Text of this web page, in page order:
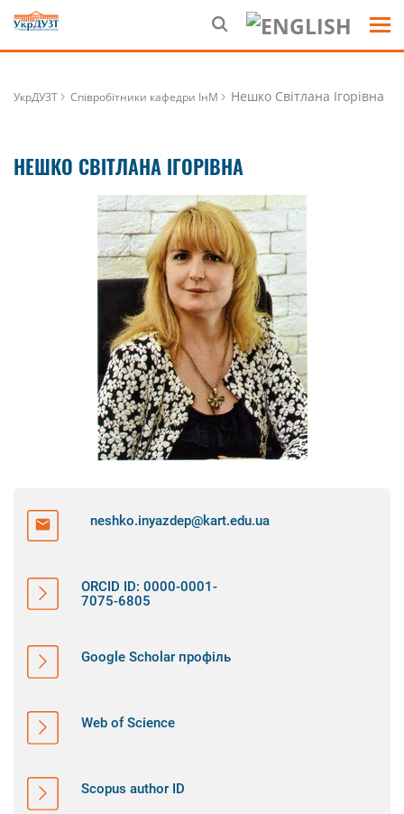
УкрДУЗТ Співробітники кафедри ІнМ Нешко Світлана Ігорівна
НЕШКО СВІТЛАНА ІГОРІВНА
neshko.inyazdep@kart.edu.ua
ORCID ID: 0000-0001-
7075-6805
Google Scholar профіль
Web of Science
Scopus author ID